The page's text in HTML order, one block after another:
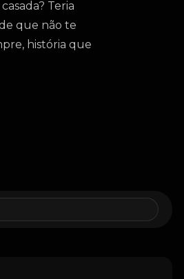
Teria
que não te
história que